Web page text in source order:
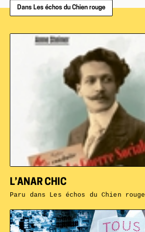
Dans Les échos du Chien rouge
L’ANAR CHIC
Paru dans Les échos du Chien rouge